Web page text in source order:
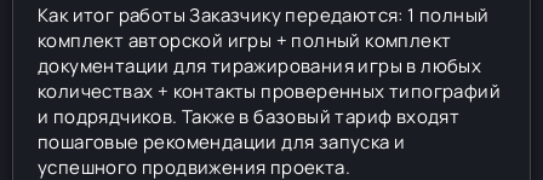
Как итог работы Заказчику передаются: 1 полный
комплект авторской игры + полный комплект
документации для тиражирования игры в любых
количествах + контакты проверенных типографий
и подрядчиков. Также в базовый тариф входят
пошаговые рекомендации для запуска и
успешного продвижения проекта.